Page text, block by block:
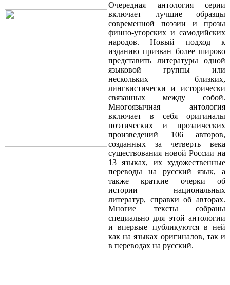
Очередная антология серии
включает лучшие образцы
современной поэзии и прозы
финно-угорских и самодийских
народов. Новый подход к
изданию призван более широко
представить литературы одной
языковой группы или
нескольких близких,
лингвистически и исторически
связанных между собой.
Многоязычная антология
включает в себя оригиналы
поэтических и прозаических
произведений 106 авторов,
созданных за четверть века
существования новой России на
13 языках, их художественные
переводы на русский язык, а
также краткие очерки об
истории национальных
литератур, справки об авторах.
Многие тексты собраны
специально для этой антологии
и впервые публикуются в ней
как на языках оригиналов, так и
в переводах на русский.